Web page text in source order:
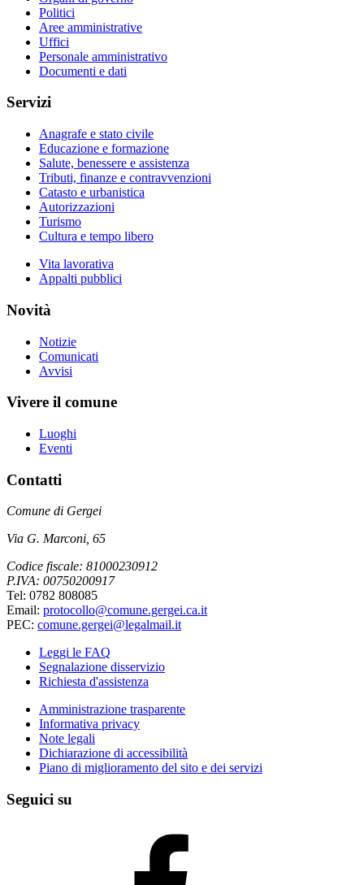
Politici
Aree amministrative
Uffici
Personale amministrativo
Documenti e dati
Servizi
Anagrafe e stato civile
Educazione e formazione
Salute, benessere e assistenza
Tributi, finanze e contravvenzioni
Catasto e urbanistica
Autorizzazioni
Turismo
Cultura e tempo libero
Vita lavorativa
Appalti pubblici
Novità
Notizie
Comunicati
Avvisi
Vivere il comune
Luoghi
Eventi
Contatti
Comune di Gergei
Via G. Marconi, 65
Codice fiscale: 81000230912
P.IVA: 00750200917
Tel: 0782 808085
Email: protocollo@comune.gergei.ca.it
PEC: comune.gergei@legalmail.it
Leggi le FAQ
Segnalazione disservizio
Richiesta d'assistenza
Amministrazione trasparente
Informativa privacy
Note legali
Dichiarazione di accessibilità
Piano di miglioramento del sito e dei servizi
Seguici su